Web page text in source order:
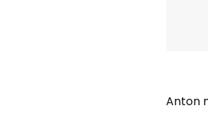
Anton